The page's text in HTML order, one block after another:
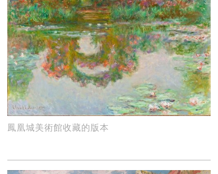
鳳凰城美術館收藏的版本